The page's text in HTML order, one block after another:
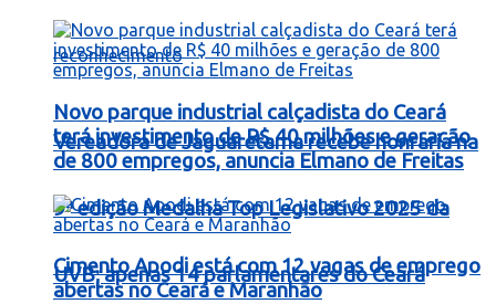
Vereadora de Jaguaretama recebe honraria na
9ª edição Medalha Top Legislativo 2025 da
UVB; apenas 14 parlamentares do Ceará
Novo parque industrial calçadista do Ceará
terá investimento de R$ 40 milhões e geração
de 800 empregos, anuncia Elmano de Freitas
Cimento Apodi está com 12 vagas de emprego
abertas no Ceará e Maranhão